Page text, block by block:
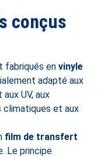
conçus
fabriqués en vinyle
adapté aux
UV, aux
climatiques et aux
film de transfert
Le principe